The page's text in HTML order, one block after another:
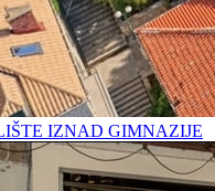
IZNAD GIMNAZIJE